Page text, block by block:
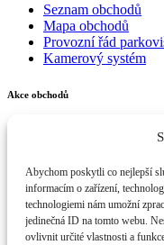
Abychom poskytli co nejlepší
informacím o zařízení,
technologiemi nám umožní
jedinečná ID na tomto webu.
ovlivnit určité vlastnosti a
Seznam obchodů
Mapa obchodů
Provozní řád
Kamerový systém
Akce obchodů
Sledujte nás také na